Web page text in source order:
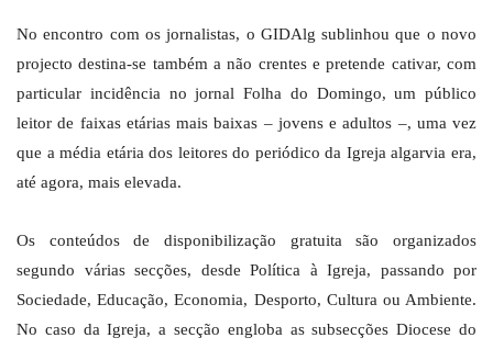
No encontro com os jornalistas, o GIDAlg sublinhou que o novo
projecto destina-se também a não crentes e pretende cativar, com
particular incidência no jornal Folha do Domingo, um público
leitor de faixas etárias mais baixas – jovens e adultos –, uma vez
que a média etária dos leitores do periódico da Igreja algarvia era,
até agora, mais elevada.
Os conteúdos de disponibilização gratuita são organizados
segundo várias secções, desde Política à Igreja, passando por
Sociedade, Educação, Economia, Desporto, Cultura ou Ambiente.
No caso da Igreja, a secção engloba as subsecções Diocese do